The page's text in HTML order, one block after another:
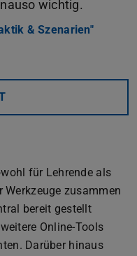
wichtig.
& Szenarien"
für Lehrende als
zusammen
bereit gestellt
Online-Tools
Darüber hinaus